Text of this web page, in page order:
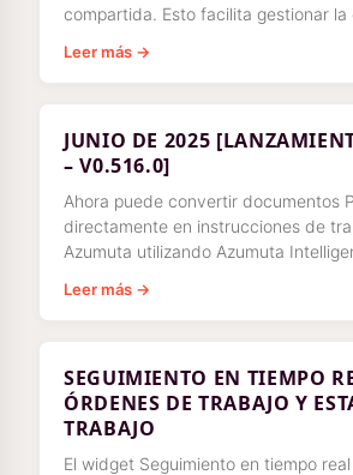
compartida. Esto facilita gestionar la
Leer más →
JUNIO DE 2025
– V0.516.0]
Ahora puede convertir documentos
directamente en instrucciones de
Azumuta utilizando Azumuta
Leer más →
SEGUIMIENTO EN TIEMPO
ÓRDENES DE TRABAJO Y
TRABAJO
El widget Seguimiento en tiempo